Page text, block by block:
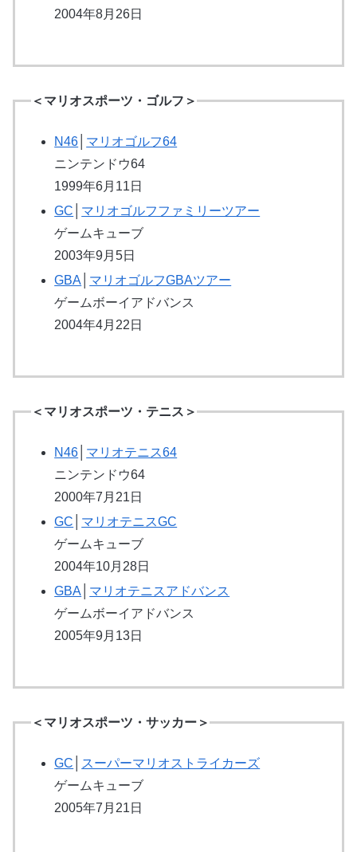
2004年8月26日
＜マリオスポーツ・ゴルフ＞
N46
マリオゴルフ64
ニンテンドウ64
1999年6月11日
GC
マリオゴルフファミリーツアー
ゲームキューブ
2003年9月5日
GBA
マリオゴルフGBAツアー
ゲームボーイアドバンス
2004年4月22日
＜マリオスポーツ・テニス＞
N46
マリオテニス64
ニンテンドウ64
2000年7月21日
GC
マリオテニスGC
ゲームキューブ
2004年10月28日
GBA
マリオテニスアドバンス
ゲームボーイアドバンス
2005年9月13日
＜マリオスポーツ・サッカー＞
GC
スーパーマリオストライカーズ
ゲームキューブ
2005年7月21日